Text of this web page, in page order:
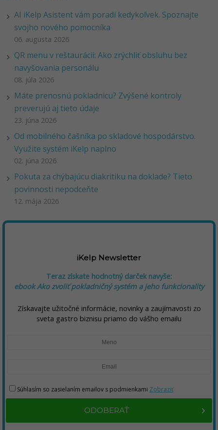
AI iKelp Asistent vám poradí kedykoľvek. Spoznajte
svojho nového pomocníka
06. augusta 2026
QR menu v reštaurácii: Ako zrýchliť obsluhu bez
navyšovania personálu
08. júla 2026
Máte prenosnú pokladnicu? Zvýšené kontroly
preverujú aj tieto údaje
23. júna 2026
Od mobilného čašníka po skladové hospodárstvo.
Využite systém iKelp naplno
02. júna 2026
Pokuta za chýbajúcu diakritiku na doklade? Tieto
povinnosti nepodceňte
12. mája 2026
iKelp Newsletter
Teraz získate hodnotný darček navyše:
ebook Ako zvoliť pokladničný systém a jeho funkcionality
Získavajte užitočné informácie, novinky a zaujímavosti zo
sveta gastro biznisu priamo do vášho emailu
Súhlasím so zasielaním emailov s podmienkami Zobraziť
ODOBERAŤ